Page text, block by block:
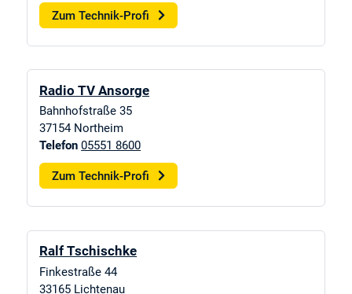
Zum Technik-Profi
Radio TV Ansorge
Bahnhofstraße 35
37154 Northeim
Telefon 05551 8600
Zum Technik-Profi
Ralf Tschischke
Finkestraße 44
33165 Lichtenau